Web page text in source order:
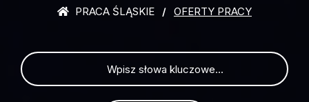
PRACA ŚLĄSKIE OFERTY PRACY